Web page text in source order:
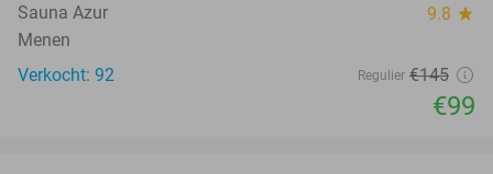
Sauna Azur 9.8 star
Menen
Verkocht: 92
Regulier €145
€99